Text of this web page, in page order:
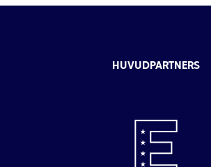
HUVUDPARTNERS